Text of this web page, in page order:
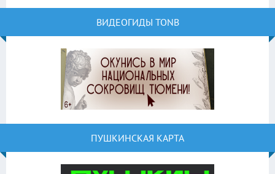
ВИДЕОГИДЫ TONB
ПУШКИНСКАЯ КАРТА